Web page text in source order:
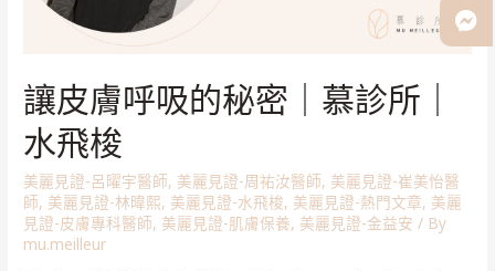
讓皮膚呼吸的秘密｜慕診所｜
水飛梭
美麗見證-呂曜宇醫師, 美麗見證-周祐汝醫師, 美麗見證-崔美怡醫
師, 美麗見證-林暐熙, 美麗見證-水飛梭, 美麗見證-熱門文章, 美麗
見證-皮膚專科醫師, 美麗見證-肌膚保養, 美麗見證-金益安 / By
mu.meilleur